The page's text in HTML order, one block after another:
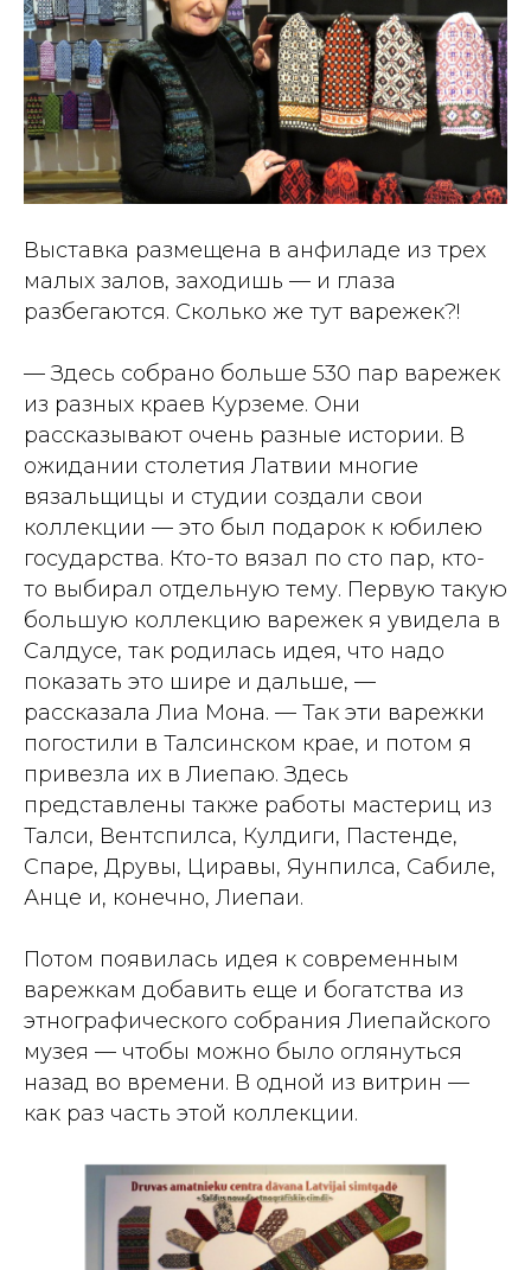
Выставка размещена в анфиладе из трех
малых залов, заходишь — и глаза
разбегаются. Сколько же тут варежек?!
— Здесь собрано больше 530 пар варежек
из разных краев Курземе. Они
рассказывают очень разные истории. В
ожидании столетия Латвии многие
вязальщицы и студии создали свои
коллекции — это был подарок к юбилею
государства. Кто-то вязал по сто пар, кто-
то выбирал отдельную тему. Первую такую
большую коллекцию варежек я увидела в
Салдусе, так родилась идея, что надо
показать это шире и дальше, —
рассказала Лиа Мона. — Так эти варежки
погостили в Талсинском крае, и потом я
привезла их в Лиепаю. Здесь
представлены также работы мастериц из
Талси, Вентспилса, Кулдиги, Пастенде,
Спаре, Друвы, Циравы, Яунпилса, Сабиле,
Анце и, конечно, Лиепаи.
Потом появилась идея к современным
варежкам добавить еще и богатства из
этнографического собрания Лиепайского
музея — чтобы можно было оглянуться
назад во времени. В одной из витрин —
как раз часть этой коллекции.